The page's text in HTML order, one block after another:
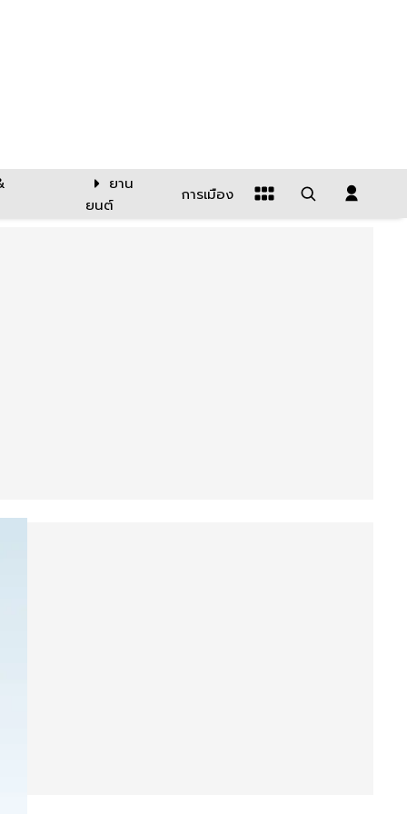
ยาน
ยนต์
การเมือง